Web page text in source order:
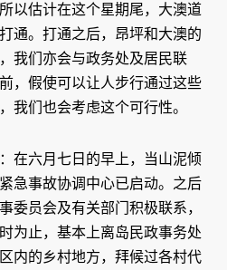
以估计在这个星期尾，大澳道
通。打通之后，昂坪和大澳的
我们亦会与政务处及居民联
，假使可以让人步行通过这些
我们也会考虑这个可行性。
在六月七日的早上，当山泥倾
急事故协调中心已启动。之后
委员会及有关部门积极联系，
为止，基本上离岛民政事务处
内的乡村地方，拜候过各村代